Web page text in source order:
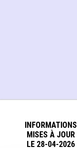
INFORMATIONS
MISES À JOUR
LE 28-04-2026